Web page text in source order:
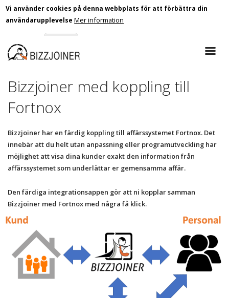
Vi använder cookies på denna webbplats för att förbättra din
användarupplevelse Mer information
Godkänn
to
Bizzjoiner med koppling till
Fortnox
Bizzjoiner har en färdig koppling till affärssystemet Fortnox. Det
innebär att du helt utan anpassning eller programutveckling har
möjlighet att visa dina kunder exakt den information från
affärssystemet som underlättar er gemensamma affär.
Den färdiga integrationsappen gör att ni kopplar samman
Bizzjoiner med Fortnox med några få klick.